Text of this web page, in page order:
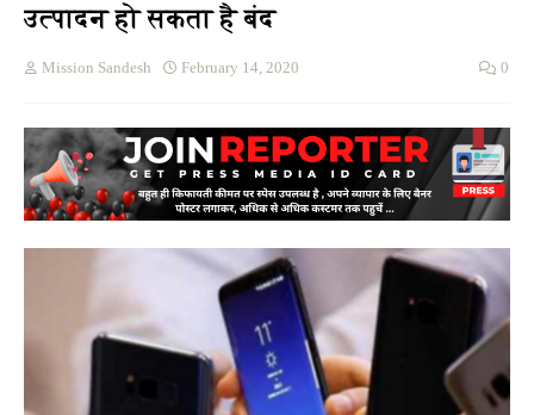
उत्पादन हो सकता है बंद
Mission Sandesh February 14, 2020 0